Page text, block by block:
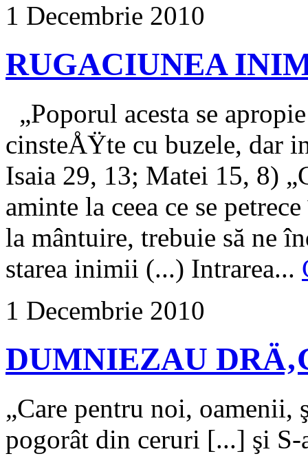
1 Decembrie 2010
RUGACIUNEA
„Poporul acesta se
cinsteÅŸte cu buzele, dar
Isaia 29, 13; Matei 15, 8)
aminte la ceea ce se
la mântuire, trebuie să ne
starea ini­mii (...) Intrarea...
1 Decembrie 2010
DUMNIEZAU
„Care pentru noi, oamenii,
pogorât din ceruri [...] şi